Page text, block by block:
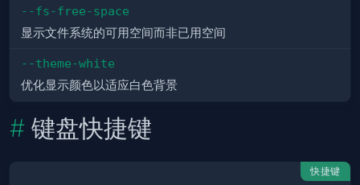
--fs-free-space
显示文件系统的可用空间而非已用空间
--theme-white
优化显示颜色以适应白色背景
键盘快捷键
快捷键